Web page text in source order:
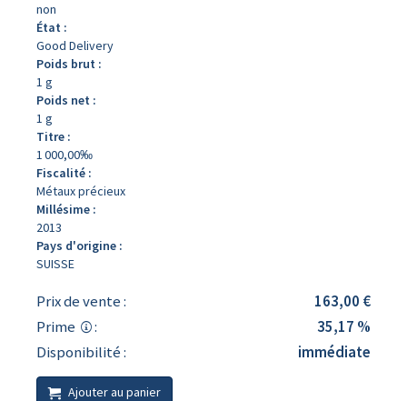
non
État :
Good Delivery
Poids brut :
1 g
Poids net :
1 g
Titre :
1 000,00‰
Fiscalité :
Métaux précieux
Millésime :
2013
Pays d'origine :
SUISSE
Prix de vente :
163,00 €
Prime
:
35,17 %
Disponibilité :
immédiate
Ajouter au panier